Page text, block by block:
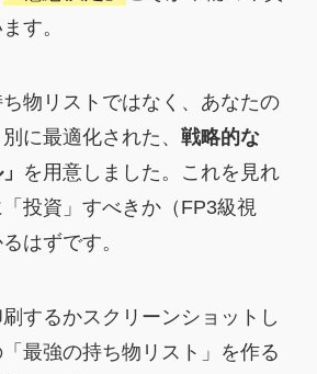
す。
物リストではなく、あなたの
に最適化された、 戦略的な
を用意しました。これを見れ
投資」すべきか（FP3級視
はずです。
するかスクリーンショットし
最強の持ち物リスト」を作る